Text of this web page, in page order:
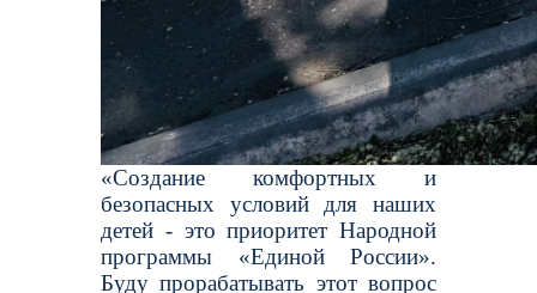
«Создание комфортных и
безопасных условий для наших
детей - это приоритет Народной
программы «Единой России».
Буду прорабатывать этот вопрос